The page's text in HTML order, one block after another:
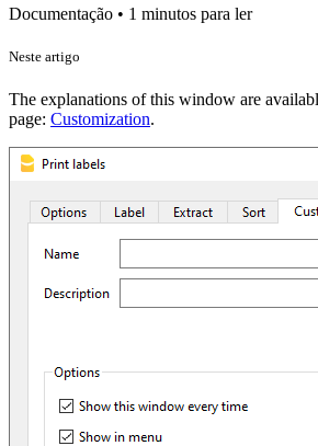
Documentação • 1 minutos para ler
Neste artigo
The explanations of this window are
page: Customization.